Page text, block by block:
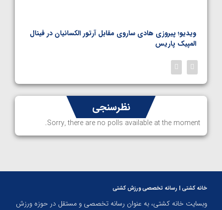
ویدیو؛ پیروزی هادی ساروی مقابل آرتور الکسانیان در فینال
المپیک پاریس
نظرسنجی
Sorry, there are no polls available at the moment.
خانه کشتی | رسانه تخصصی ورزش کشتی
وبسایت خانه کشتی، به عنوان رسانه تخصصی و مستقل در حوزه ورزش